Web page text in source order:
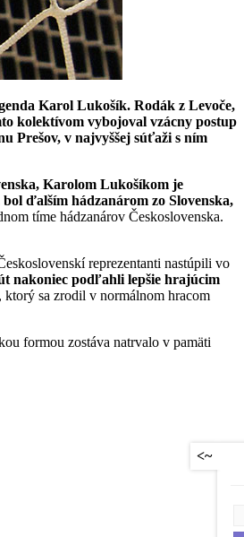
Karol Lukošík. Rodák z Levoče,
kolektívom vybojoval vzácny postup
Prešov, v najvyššej súťaži s ním
Karolom Lukošíkom je
ďalším hádzanárom zo Slovenska,
tíme hádzanárov Československa.
reprezentanti nastúpili vo
nakoniec podľahli lepšie hrajúcim
sa zrodil v normálnom hracom
formou zostáva natrvalo v pamäti
<~